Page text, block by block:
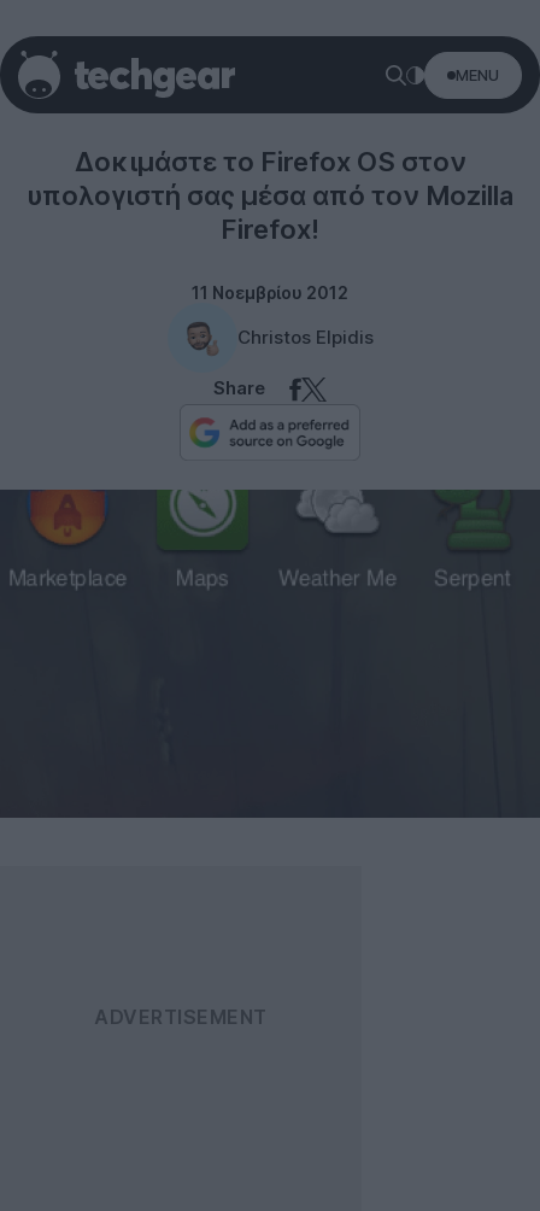
MENU
Δοκιμάστε το Firefox OS στον
υπολογιστή σας μέσα από τον Mozilla
Firefox!
11 Νοεμβρίου 2012
Christos Elpidis
Share